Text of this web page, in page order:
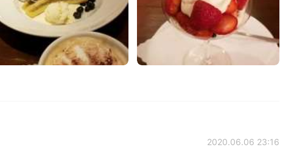
2020.06.06 23:16